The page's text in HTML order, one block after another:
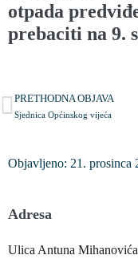
otpada
prebaciti na 9.
PRETHODNA OBJAVA
Sjednica Općinskog vijeća
Objavljeno: 21. prosinca
Adresa
Ulica Antuna